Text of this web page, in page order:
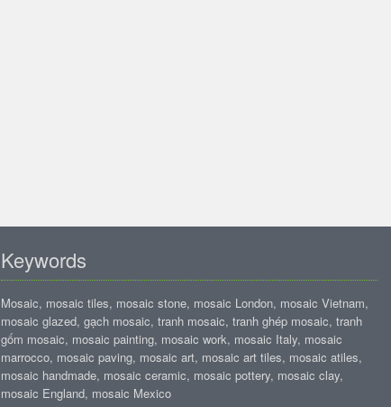
Keywords
Mosaic, mosaic tiles, mosaic stone, mosaic London, mosaic Vietnam,
mosaic glazed, gạch mosaic, tranh mosaic, tranh ghép mosaic, tranh
gốm mosaic, mosaic painting, mosaic work, mosaic Italy, mosaic
marrocco, mosaic paving, mosaic art, mosaic art tiles, mosaic atiles,
mosaic handmade, mosaic ceramic, mosaic pottery, mosaic clay,
mosaic England, mosaic Mexico